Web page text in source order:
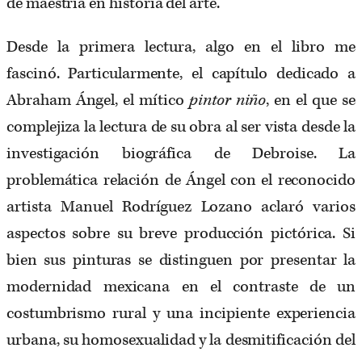
Desde la primera lectura, algo en el libro me
fascinó. Particularmente, el capítulo dedicado a
Abraham Ángel, el mítico pintor niño, en el que se
complejiza la lectura de su obra al ser vista desde la
investigación biográfica de Debroise. La
problemática relación de Ángel con el reconocido
artista Manuel Rodríguez Lozano aclaró varios
aspectos sobre su breve producción pictórica. Si
bien sus pinturas se distinguen por presentar la
modernidad mexicana en el contraste de un
costumbrismo rural y una incipiente experiencia
urbana, su homosexualidad y la desmitificación del